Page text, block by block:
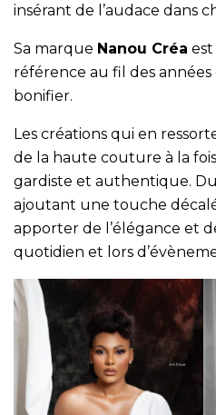
insérant de l’audace dans
Sa marque Nanou Créa
référence au fil des années
bonifier.
Les créations qui en
de la haute couture à la
gardiste et authentique.
ajoutant une touche
apporter de l’élégance et
quotidien et lors